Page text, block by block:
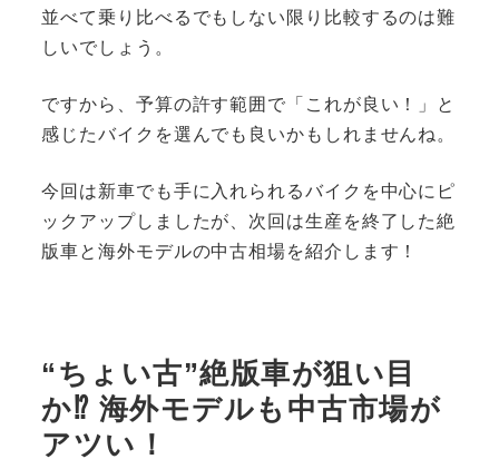
並べて乗り比べるでもしない限り比較するのは難
しいでしょう。
ですから、予算の許す範囲で「これが良い！」と
感じたバイクを選んでも良いかもしれませんね。
今回は新車でも手に入れられるバイクを中心にピ
ックアップしましたが、次回は生産を終了した絶
版車と海外モデルの中古相場を紹介します！
“ちょい古”絶版車が狙い目
か⁉ 海外モデルも中古市場が
アツい！